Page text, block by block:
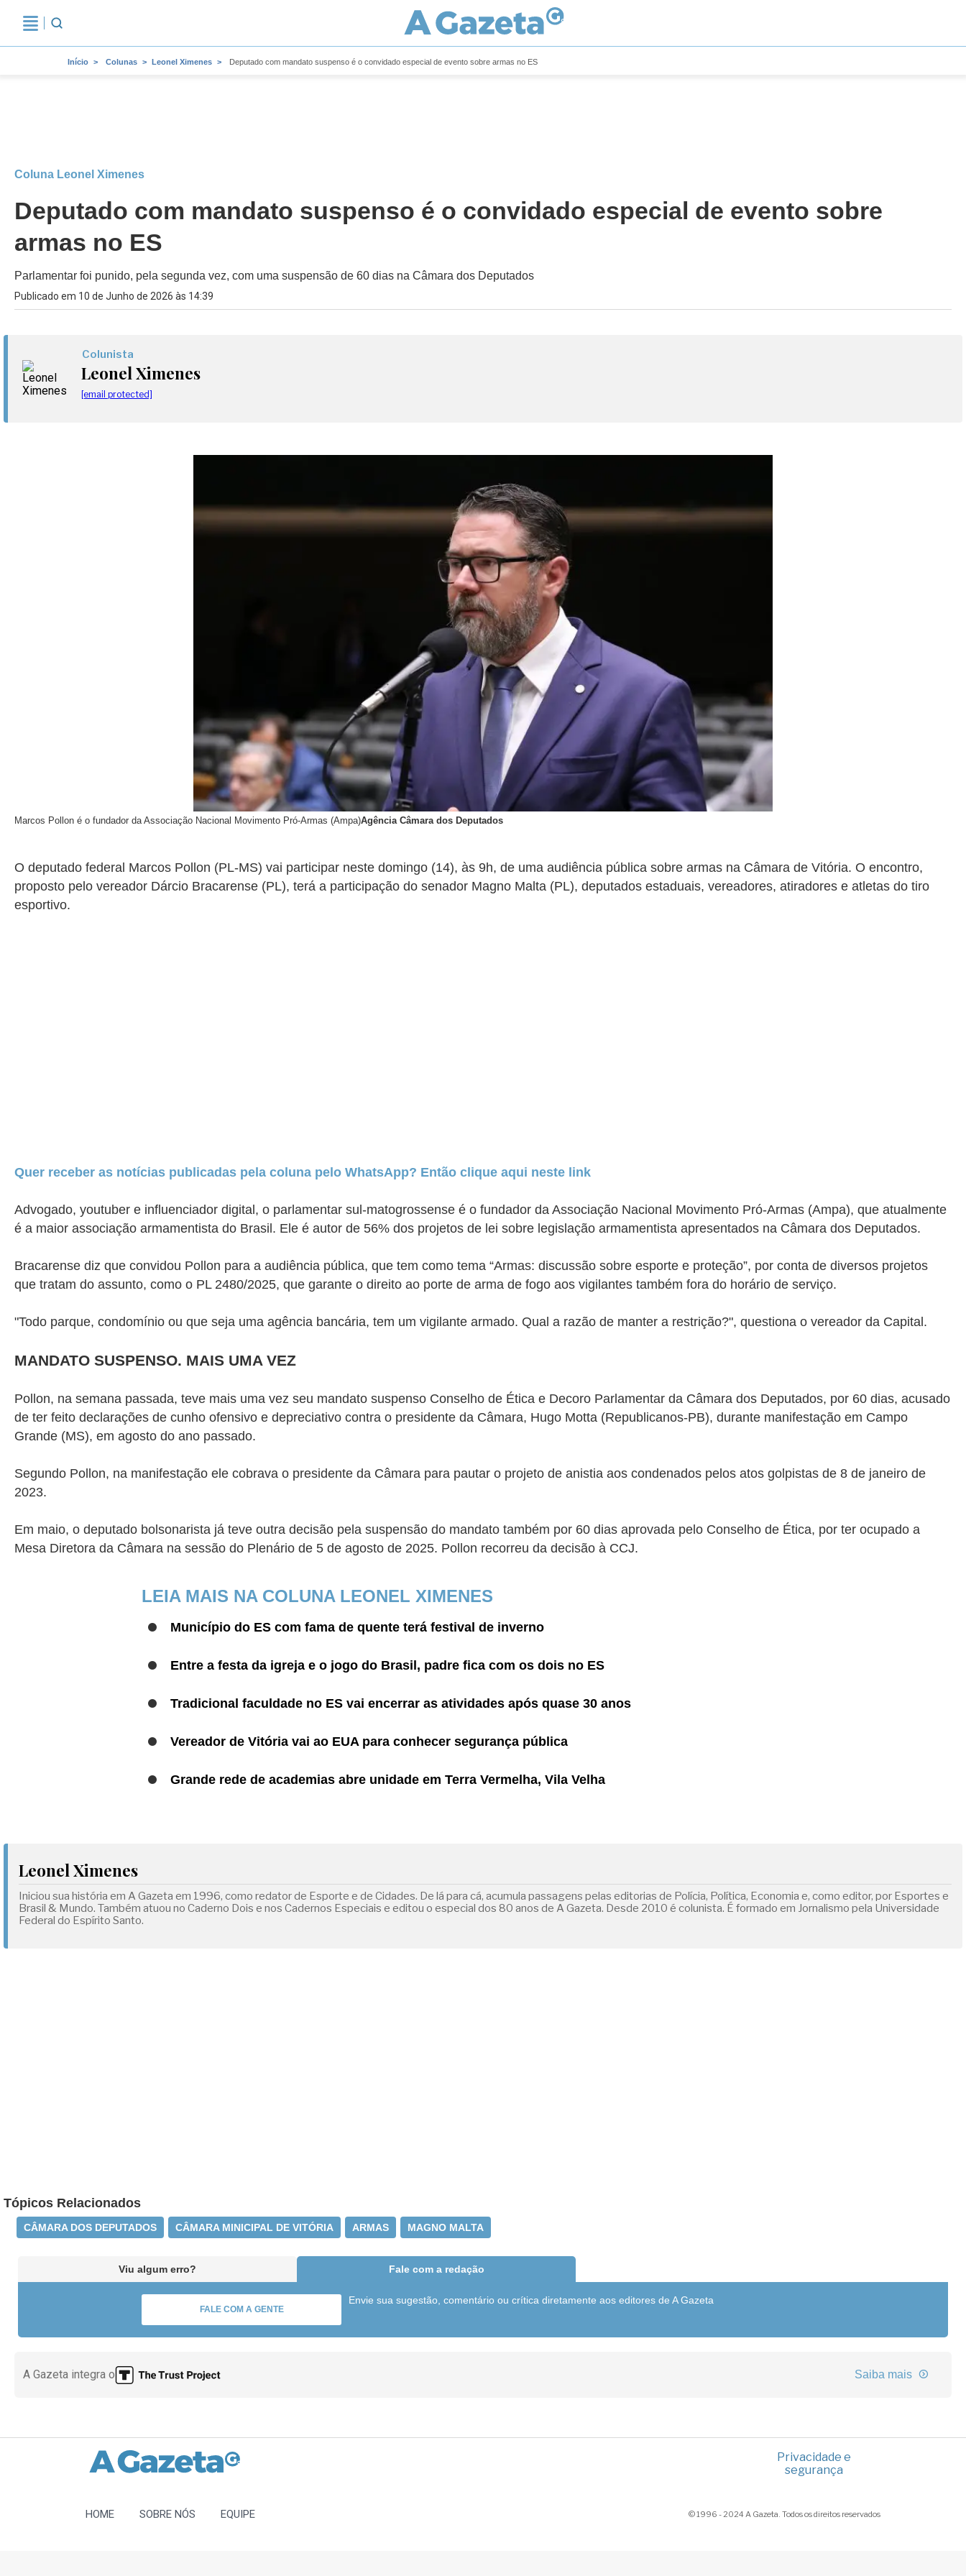
Início Colunas Leonel Ximenes Deputado com mandato suspenso é o convidado especial de evento sobre armas no ES
Coluna Leonel Ximenes
Deputado com mandato suspenso é o convidado especial de evento sobre
armas no ES
Parlamentar foi punido, pela segunda vez, com uma suspensão de 60 dias na Câmara dos Deputados
Publicado em 10 de Junho de 2026 às 14:39
Colunista
Leonel Ximenes
[email protected]
Marcos Pollon é o fundador da Associação Nacional Movimento Pró-Armas (Ampa)Agência Câmara dos Deputados
O deputado federal Marcos Pollon (PL-MS) vai participar neste domingo (14), às 9h, de uma audiência pública sobre armas na Câmara de Vitória. O encontro,
proposto pelo vereador Dárcio Bracarense (PL), terá a participação do senador Magno Malta (PL), deputados estaduais, vereadores, atiradores e atletas do tiro
esportivo.
Quer receber as notícias publicadas pela coluna pelo WhatsApp? Então clique aqui neste link
Advogado, youtuber e influenciador digital, o parlamentar sul-matogrossense é o fundador da Associação Nacional Movimento Pró-Armas (Ampa), que atualmente
é a maior associação armamentista do Brasil. Ele é autor de 56% dos projetos de lei sobre legislação armamentista apresentados na Câmara dos Deputados.
Bracarense diz que convidou Pollon para a audiência pública, que tem como tema “Armas: discussão sobre esporte e proteção”, por conta de diversos projetos
que tratam do assunto, como o PL 2480/2025, que garante o direito ao porte de arma de fogo aos vigilantes também fora do horário de serviço.
"Todo parque, condomínio ou que seja uma agência bancária, tem um vigilante armado. Qual a razão de manter a restrição?", questiona o vereador da Capital.
MANDATO SUSPENSO. MAIS UMA VEZ
Pollon, na semana passada, teve mais uma vez seu mandato suspenso Conselho de Ética e Decoro Parlamentar da Câmara dos Deputados, por 60 dias, acusado
de ter feito declarações de cunho ofensivo e depreciativo contra o presidente da Câmara, Hugo Motta (Republicanos-PB), durante manifestação em Campo
Grande (MS), em agosto do ano passado.
Segundo Pollon, na manifestação ele cobrava o presidente da Câmara para pautar o projeto de anistia aos condenados pelos atos golpistas de 8 de janeiro de
2023.
Em maio, o deputado bolsonarista já teve outra decisão pela suspensão do mandato também por 60 dias aprovada pelo Conselho de Ética, por ter ocupado a
Mesa Diretora da Câmara na sessão do Plenário de 5 de agosto de 2025. Pollon recorreu da decisão à CCJ.
LEIA MAIS NA COLUNA LEONEL XIMENES
Município do ES com fama de quente terá festival de inverno
Entre a festa da igreja e o jogo do Brasil, padre fica com os dois no ES
Tradicional faculdade no ES vai encerrar as atividades após quase 30 anos
Vereador de Vitória vai ao EUA para conhecer segurança pública
Grande rede de academias abre unidade em Terra Vermelha, Vila Velha
Leonel Ximenes
Iniciou sua história em A Gazeta em 1996, como redator de Esporte e de Cidades. De lá para cá, acumula passagens pelas editorias de Polícia, Política, Economia e, como editor, por Esportes e
Brasil & Mundo. Também atuou no Caderno Dois e nos Cadernos Especiais e editou o especial dos 80 anos de A Gazeta. Desde 2010 é colunista. É formado em Jornalismo pela Universidade
Federal do Espírito Santo.
Tópicos Relacionados
CÂMARA DOS DEPUTADOS CÂMARA MINICIPAL DE VITÓRIA ARMAS MAGNO MALTA
Viu algum erro? Fale com a redação
FALE COM A GENTE
Envie sua sugestão, comentário ou crítica diretamente aos editores de A Gazeta
A Gazeta integra o Saiba mais
Privacidade e
segurança
HOME SOBRE NÓS EQUIPE © 1996 - 2024 A Gazeta. Todos os direitos reservados